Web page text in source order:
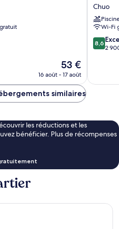
Le
nouveau
est
de
53 €
16 août - 17 août
Resort
Midosuji
Ekimae
Tower
Chuo
Wi-Fi
8.6
sur
8,6
2
similaires
les réductions et les
bénéficier. Plus de récompenses